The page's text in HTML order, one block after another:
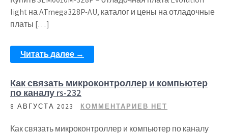
light на ATmega328P-AU, каталог и цены на отладочные
платы […]
Читать далее →
Как связать микроконтроллер и компьютер
по каналу rs-232
8 АВГУСТА 2023 КОММЕНТАРИЕВ НЕТ
Как связать микроконтроллер и компьютер по каналу